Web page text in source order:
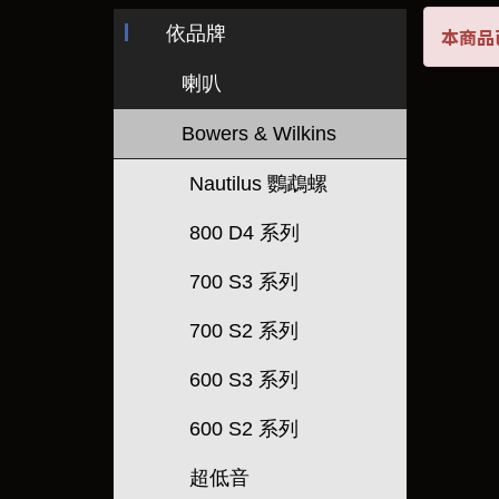
依品牌
喇叭
Bowers & Wilkins
Nautilus 鸚鵡螺
800 D4 系列
700 S3 系列
700 S2 系列
600 S3 系列
600 S2 系列
超低音
本商